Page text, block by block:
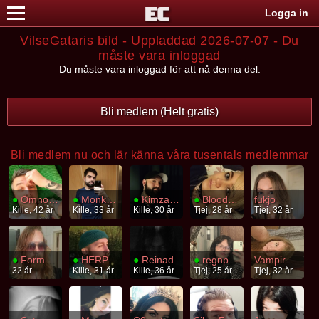
Logga in
VilseGataris bild - Uppladdad 2026-07-07 - Du
måste vara inloggad
Du måste vara inloggad för att nå denna del.
Bli medlem (Helt gratis)
Bli medlem nu och lär känna våra tusentals medlemmar
●Omnombrains
Kille, 42 år
●MonkeyDLuffy
Kille, 33 år
●Kimzan24
Kille, 30 år
●Bloodelfz
Tjej, 28 år
fukjo
Tjej, 32 år
●Formskapelse
32 år
●HERPES
Kille, 31 år
●Reinad
Kille, 36 år
●regnplaneten
Tjej, 25 år
VampireSaint
Tjej, 32 år